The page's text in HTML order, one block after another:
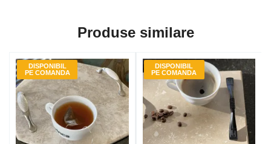
Produse similare
DISPONIBIL
PE COMANDA
DISPONIBIL
PE COMANDA